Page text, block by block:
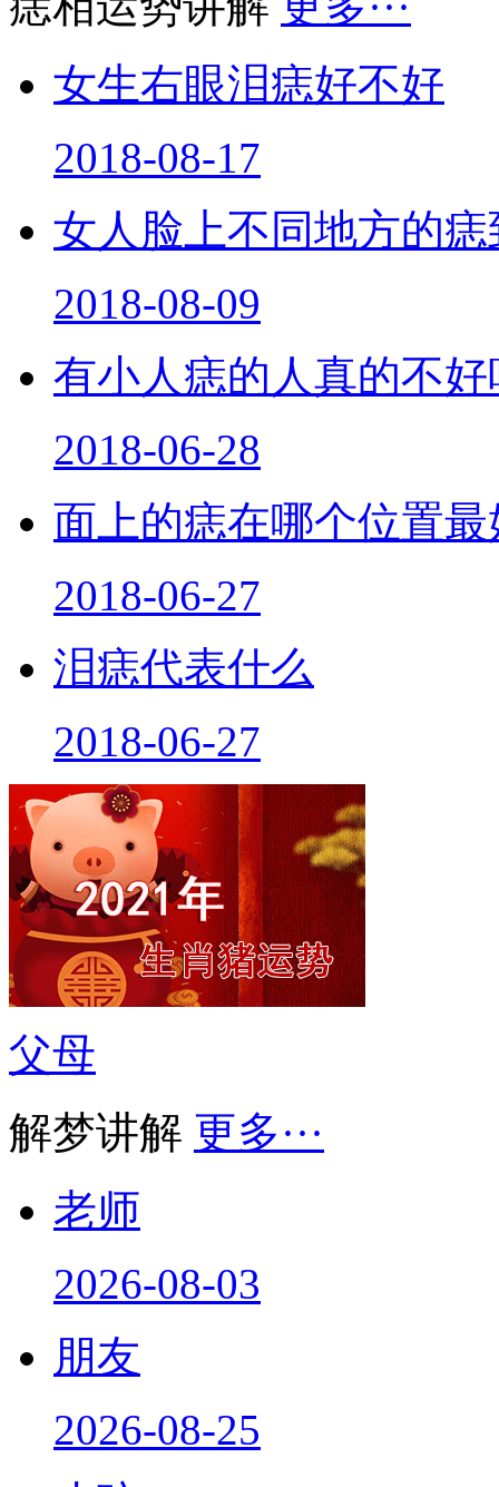
痣相运势讲解 更多···
女生右眼泪痣好不好
2018-08-17
女人脸上不同地方的
2018-08-09
有小人痣的人真的不好
2018-06-28
面上的痣在哪个位置最
2018-06-27
泪痣代表什么
2018-06-27
父母
解梦讲解 更多···
老师
2026-08-03
朋友
2026-08-25